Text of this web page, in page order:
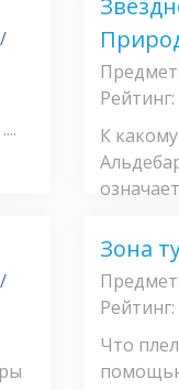
Предмет:
Рейтинг:
К
Зона
Предмет:
Рейтинг:
Что